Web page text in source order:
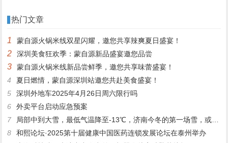
热门文章
1 蒙自源火锅米线双星闪耀，邀您共享辣爽夏日盛宴！
2 深圳美食狂欢季：蒙自源新品盛宴邀您品尝
3
蒙自源火锅米线新品尝鲜季，邀您共享味蕾盛宴！
4
夏日燃情，蒙自源深圳站邀您共赴美食盛宴！
5
深圳外地车2025年4月26日周六限行吗
6
外卖平台启动应急预案
7
局部中到大雪，最低气温降至-13℃，济南今冬的第一场雪，或跟去年同一时间！
8
和熙论坛·2025第十届健康中国医药连锁发展论坛在泰州举办